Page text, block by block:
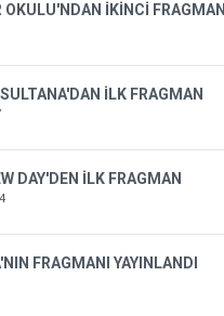
İKİNCİ FRAGMAN
İLK FRAGMAN
DAY'DEN İLK FRAGMAN
FRAGMANI YAYINLANDI